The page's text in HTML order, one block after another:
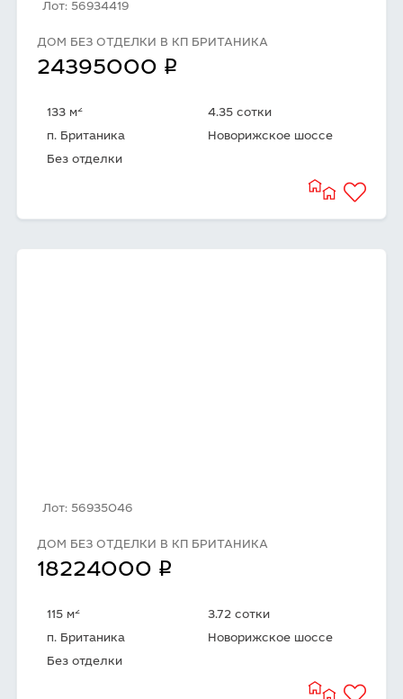
Лот: 56934419
ДОМ БЕЗ ОТДЕЛКИ В КП БРИТАНИКА
24395000 q
133 м2
4.35 сотки
п. Британика
Новорижское шоссе
Без отделки
Лот: 56935046
ДОМ БЕЗ ОТДЕЛКИ В КП БРИТАНИКА
18224000 q
115 м2
3.72 сотки
п. Британика
Новорижское шоссе
Без отделки